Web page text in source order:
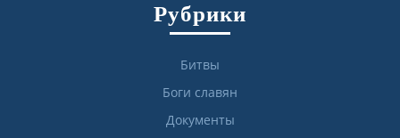
Рубрики
Битвы
Боги славян
Документы